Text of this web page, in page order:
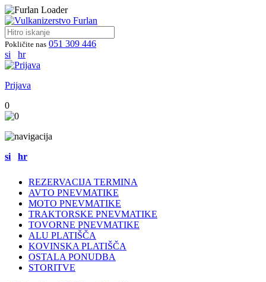
Pokličite nas 051 309 446
si
hr
Prijava
0
si hr
REZERVACIJA TERMINA
AVTO PNEVMATIKE
MOTO PNEVMATIKE
TRAKTORSKE PNEVMATIKE
TOVORNE PNEVMATIKE
ALU PLATIŠČA
KOVINSKA PLATIŠČA
OSTALA PONUDBA
STORITVE